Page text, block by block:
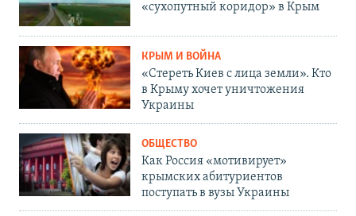
«сухопутный коридор» в Крым
КРЫМ И ВОЙНА
«Стереть Киев с лица земли». Кто
в Крыму хочет уничтожения
Украины
ОБЩЕСТВО
Как Россия «мотивирует»
крымских абитуриентов
поступать в вузы Украины